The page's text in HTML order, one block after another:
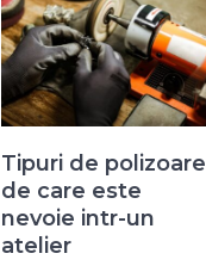
Tipuri de polizoare
de care este
nevoie intr-un
atelier